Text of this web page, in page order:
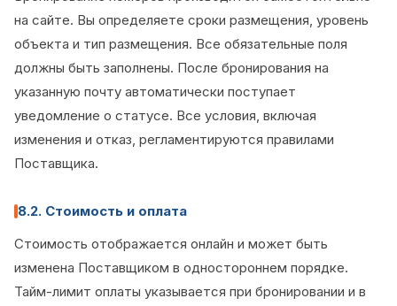
на сайте. Вы определяете сроки размещения, уровень
объекта и тип размещения. Все обязательные поля
должны быть заполнены. После бронирования на
указанную почту автоматически поступает
уведомление о статусе. Все условия, включая
изменения и отказ, регламентируются правилами
Поставщика.
8.2. Стоимость и оплата
Стоимость отображается онлайн и может быть
изменена Поставщиком в одностороннем порядке.
Тайм-лимит оплаты указывается при бронировании и в